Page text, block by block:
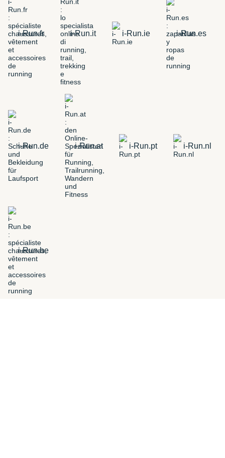
i-Run.fr i-Run.it i-Run.ie i-Run.es
i-Run.de i-Run.at i-Run.pt i-Run.nl
i-Run.be